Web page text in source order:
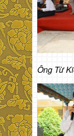
Ông Từ